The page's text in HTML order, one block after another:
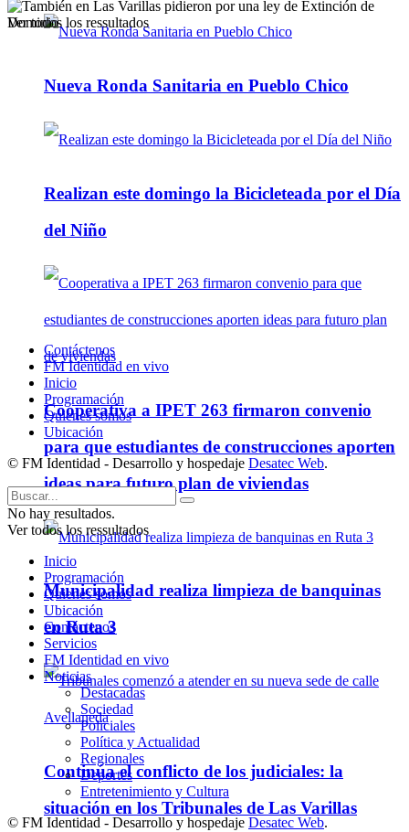
Nueva Ronda Sanitaria en Pueblo Chico
Realizan este domingo la Bicicleteada por el Día
del Niño
Cooperativa a IPET 263 firmaron convenio
para que estudiantes de construcciones aporten
ideas para futuro plan de viviendas
Municipalidad realiza limpieza de banquinas
en Ruta 3
Continúa el conflicto de los judiciales: la
situación en los Tribunales de Las Varillas
Ver todos los ressultados
Contáctenos
FM Identidad en vivo
Inicio
Programación
Quienes somos
Ubicación
© FM Identidad - Desarrollo y hospedaje Desatec Web.
No hay resultados.
Ver todos los ressultados
Inicio
Programación
Quienes somos
Ubicación
Contáctenos
Servicios
FM Identidad en vivo
Noticias
Destacadas
Sociedad
Policiales
Política y Actualidad
Regionales
Deportes
Entretenimiento y Cultura
© FM Identidad - Desarrollo y hospedaje Desatec Web.